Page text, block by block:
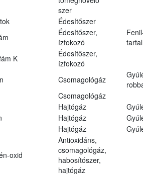
szer
Édesítőszer
Édesítőszer,
ízfokozó
K
Édesítőszer,
ízfokozó
Csomagológáz
Csomagológáz
Hajtógáz
Hajtógáz
Hajtógáz
oxid
Antioxidáns,
csomagológáz,
habosítószer,
hajtógáz